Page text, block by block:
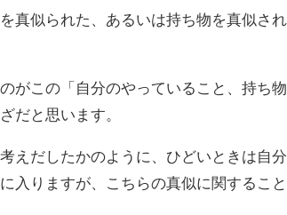
真似られた、あるいは持ち物を真似さ
がこの「自分のやっていること、持ち
だと思います。
えだしたかのように、ひどいときは自
入りますが、こちらの真似に関するこ